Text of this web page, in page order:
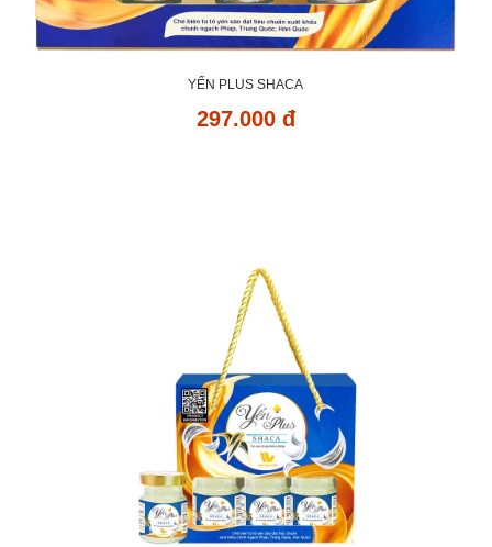
YẾN PLUS SHACA
297.000 đ